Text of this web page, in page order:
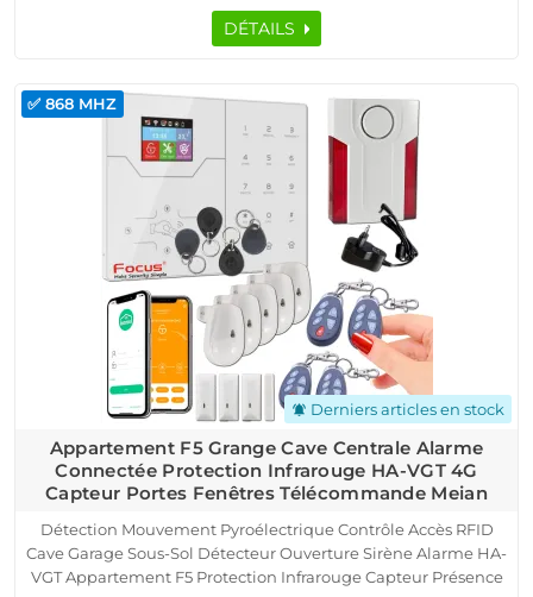
DÉTAILS
notifications_active Derniers articles en stock
✅ 868 MHZ
Appartement F5 Grange Cave Centrale Alarme
Connectée Protection Infrarouge HA-VGT 4G
Capteur Portes Fenêtres Télécommande Meian
Détection Mouvement Pyroélectrique Contrôle Accès RFID
Cave Garage Sous-Sol Détecteur Ouverture Sirène Alarme HA-
VGT Appartement F5 Protection Infrarouge Capteur Présence